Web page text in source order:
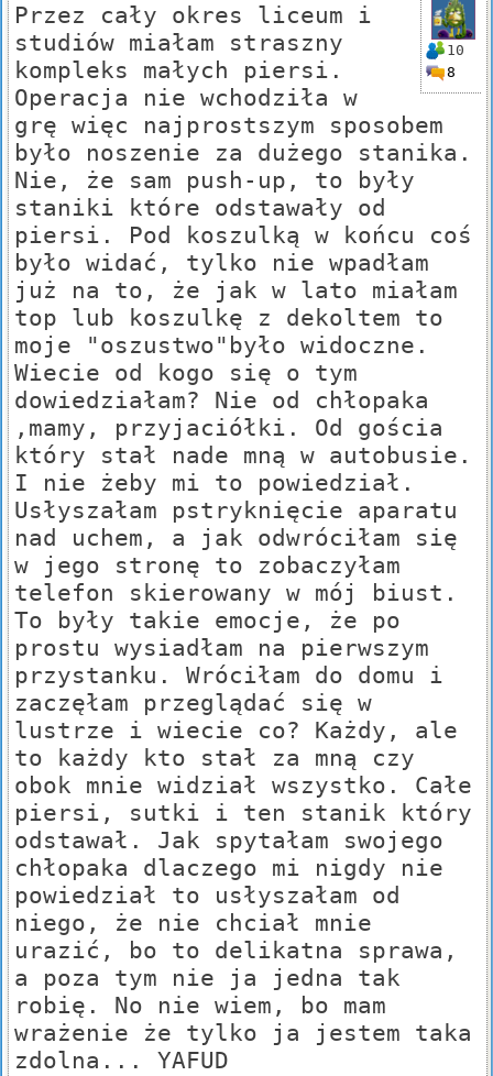
10
8
Przez cały okres liceum i
studiów miałam straszny
kompleks małych piersi.
Operacja nie wchodziła w
grę więc najprostszym sposobem
było noszenie za dużego stanika.
Nie, że sam push-up, to były
staniki które odstawały od
piersi. Pod koszulką w końcu coś
było widać, tylko nie wpadłam
już na to, że jak w lato miałam
top lub koszulkę z dekoltem to
moje "oszustwo"było widoczne.
Wiecie od kogo się o tym
dowiedziałam? Nie od chłopaka
,mamy, przyjaciółki. Od gościa
który stał nade mną w autobusie.
I nie żeby mi to powiedział.
Usłyszałam pstryknięcie aparatu
nad uchem, a jak odwróciłam się
w jego stronę to zobaczyłam
telefon skierowany w mój biust.
To były takie emocje, że po
prostu wysiadłam na pierwszym
przystanku. Wróciłam do domu i
zaczęłam przeglądać się w
lustrze i wiecie co? Każdy, ale
to każdy kto stał za mną czy
obok mnie widział wszystko. Całe
piersi, sutki i ten stanik który
odstawał. Jak spytałam swojego
chłopaka dlaczego mi nigdy nie
powiedział to usłyszałam od
niego, że nie chciał mnie
urazić, bo to delikatna sprawa,
a poza tym nie ja jedna tak
robię. No nie wiem, bo mam
wrażenie że tylko ja jestem taka
zdolna... YAFUD